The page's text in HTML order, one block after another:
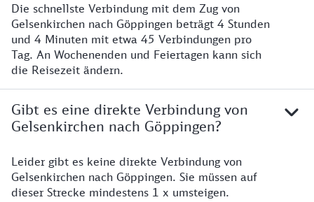
Die schnellste Verbindung mit dem Zug von
Gelsenkirchen nach Göppingen beträgt 4 Stunden
und 4 Minuten mit etwa 45 Verbindungen pro
Tag. An Wochenenden und Feiertagen kann sich
die Reisezeit ändern.
Gibt es eine direkte Verbindung von
Gelsenkirchen nach Göppingen?
Leider gibt es keine direkte Verbindung von
Gelsenkirchen nach Göppingen. Sie müssen auf
dieser Strecke mindestens 1 x umsteigen.